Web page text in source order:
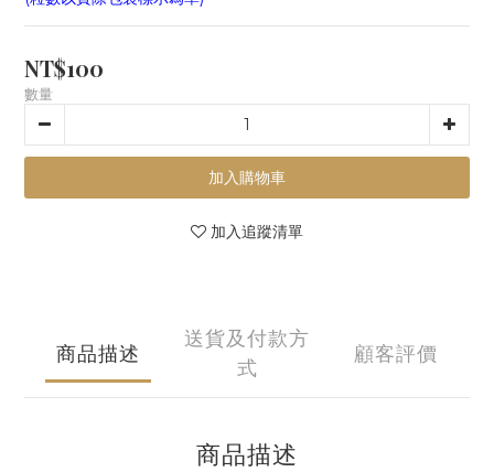
NT$100
數量
加入購物車
加入追蹤清單
商品描述
送貨及付款方
式
顧客評價
商品描述